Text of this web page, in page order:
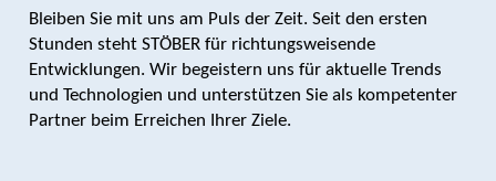
Bleiben Sie mit uns am Puls der Zeit. Seit den ersten
Stunden steht STÖBER für richtungsweisende
Entwicklungen. Wir begeistern uns für aktuelle Trends
und Technologien und unterstützen Sie als kompetenter
Partner beim Erreichen Ihrer Ziele.